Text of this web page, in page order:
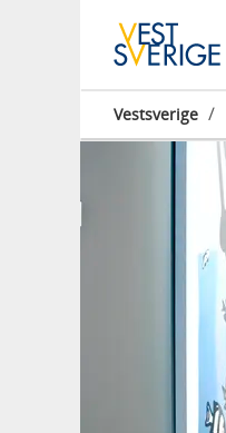
Vestsverige /